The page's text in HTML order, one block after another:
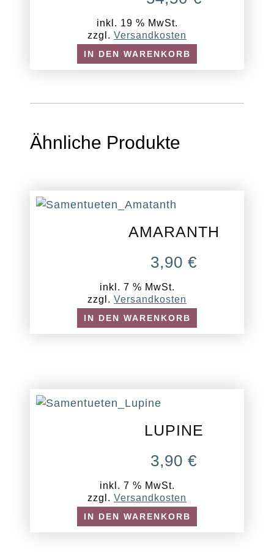
inkl. 19 % MwSt.
zzgl. Versandkosten
IN DEN WARENKORB
Ähnliche Produkte
AMARANTH
3,90€
inkl. 7 % MwSt.
zzgl. Versandkosten
IN DEN WARENKORB
LUPINE
3,90€
inkl. 7 % MwSt.
zzgl. Versandkosten
IN DEN WARENKORB